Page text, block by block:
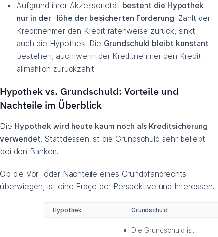
Aufgrund ihrer Akzessorietät besteht die Hypothek
nur in der Höhe der besicherten Forderung. Zahlt der
Kreditnehmer den Kredit ratenweise zurück, sinkt
auch die Hypothek. Die Grundschuld bleibt konstant
bestehen, auch wenn der Kreditnehmer den Kredit
allmählich zurückzahlt.
Hypothek vs. Grundschuld: Vorteile und
Nachteile im Überblick
Die Hypothek wird heute kaum noch als Kreditsicherung
verwendet. Stattdessen ist die Grundschuld sehr beliebt
bei den Banken.
Ob die Vor- oder Nachteile eines Grundpfandrechts
überwiegen, ist eine Frage der Perspektive und Interessen.
Hypothek Grundschuld
Die Grundschuld ist